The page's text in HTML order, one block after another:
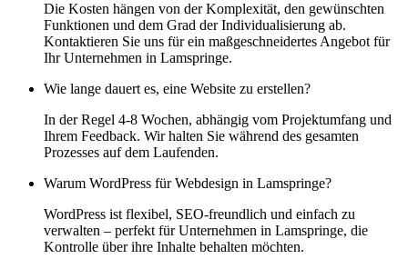
Die Kosten hängen von der Komplexität, den gewünschten
Funktionen und dem Grad der Individualisierung ab.
Kontaktieren Sie uns für ein maßgeschneidertes Angebot für
Ihr Unternehmen in Lamspringe.
Wie lange dauert es, eine Website zu erstellen?
In der Regel 4-8 Wochen, abhängig vom Projektumfang und
Ihrem Feedback. Wir halten Sie während des gesamten
Prozesses auf dem Laufenden.
Warum WordPress für Webdesign in Lamspringe?
WordPress ist flexibel, SEO-freundlich und einfach zu
verwalten – perfekt für Unternehmen in Lamspringe, die
Kontrolle über ihre Inhalte behalten möchten.